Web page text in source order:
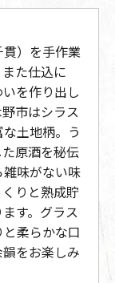
）を手作業
た仕込に
を作り出し
市はシラス
土地柄。う
原酒を秘伝
味がない味
りと熟成貯
す。グラス
柔らかな口
をお楽しみ